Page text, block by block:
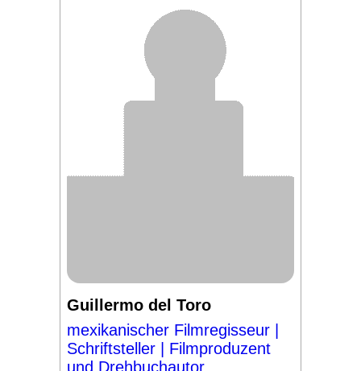
Guillermo del Toro
mexikanischer Filmregisseur |
Schriftsteller | Filmproduzent
und Drehbuchautor